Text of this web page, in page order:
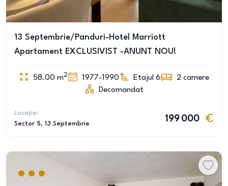
13 Septembrie/Panduri-Hotel Marriott
Apartament EXCLUSIVIST -ANUNT NOU!
58.00 m2 1977-1990 Etajul 6 2 camere
Decomandat
Locație:
Sector 5, 13 Septembrie
199 000